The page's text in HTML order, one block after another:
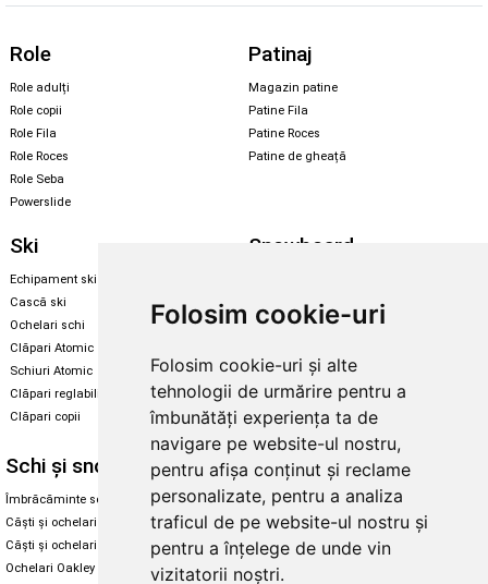
Folosim cookie-uri
Folosim cookie-uri și alte
tehnologii de urmărire pentru a
îmbunătăți experiența ta de
navigare pe website-ul nostru,
pentru afișa conținut și reclame
personalizate, pentru a analiza
traficul de pe website-ul nostru și
pentru a înțelege de unde vin
vizitatorii noștri.
Role
Role adulți
Role copii
Role Fila
Role Roces
Role Seba
Powerslide
Patinaj
Magazin patine
Patine Fila
Patine Roces
Patine de gheață
Ski
Echipament ski
Cască ski
Ochelari schi
Clăpari Atomic
Schiuri Atomic
Clăpari reglabili
Clăpari copii
Snowboard
Echipament snowboard
Legături Rome SDS
Skate & longboard
Santa Cruz
Enuff Skateboards
Schi și snowboard
Îmbrăcăminte schi și snowboard
Căști și ochelari de iarnă
Căști și ochelari Alpina
Ochelari Oakley
Diverse
Cum aleg rolele
Cum aleg ochelarii
Ochelari de soare Oakley
Ochelari de soare Alpina